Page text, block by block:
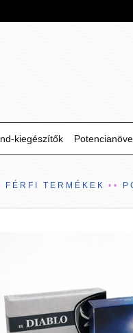
kiegészítők
FÉRFI TERMÉKEK